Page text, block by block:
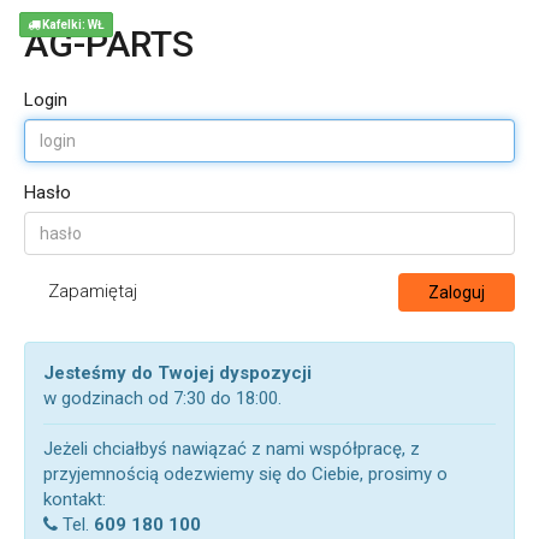
AG-PARTS
Login
Hasło
Zapamiętaj Zaloguj
Jesteśmy do Twojej dyspozycji
w godzinach od 7:30 do 18:00.
Jeżeli chciałbyś nawiązać z nami współpracę, z
przyjemnością odezwiemy się do Ciebie, prosimy o
kontakt:
Tel. 609 180 100
Kafelki: WŁ